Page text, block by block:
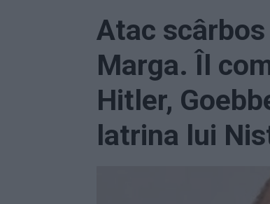
Atac
Marga. Îl
Hitler,
latrina lui